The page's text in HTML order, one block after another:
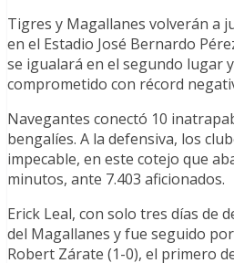
Tigres y Magallanes volverán a
en el Estadio José Bernardo
se igualará en el segundo lugar
comprometido con récord
Navegantes conectó 10
bengalíes. A la defensiva, los
impecable, en este cotejo que
minutos, ante 7.403 aficionados.
Erick Leal, con solo tres días de
del Magallanes y fue seguido
Robert Zárate (1-0), el primero